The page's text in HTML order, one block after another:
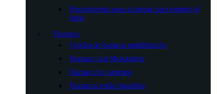
Herramientas para acampar para romper el
hielo
Hamaca
Colcha de hamaca multifunción
Hamaca con Mosquitera
Hamaca de camping
Hamacas estilo brasileño